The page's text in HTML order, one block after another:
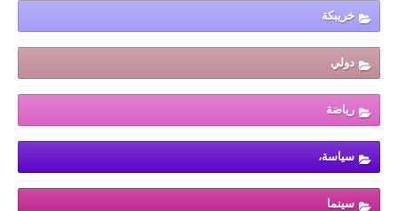
خريبكة
دولي
رياضة
سياسة،
سينما